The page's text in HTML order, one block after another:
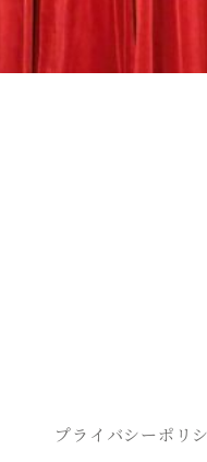
プライバシーポリ